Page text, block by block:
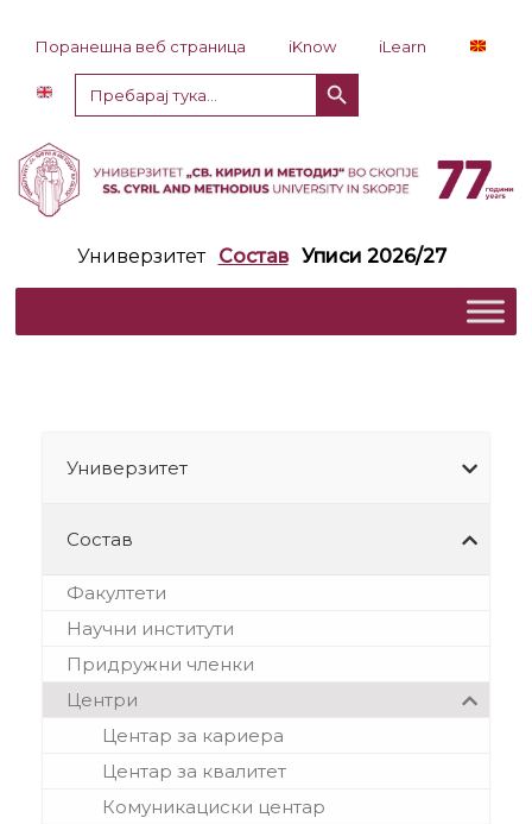
Поранешна веб страница iKnow
iLearn
Пребарај
за:
Копче за пребарување
Универзитет Состав Уписи 2026/27
Универзитет
Состав
Факултети
Научни институти
Придружни членки
Центри
Центар за кариера
Центар за квалитет
Комуникациски центар